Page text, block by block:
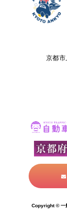
京都
Copyright © 一